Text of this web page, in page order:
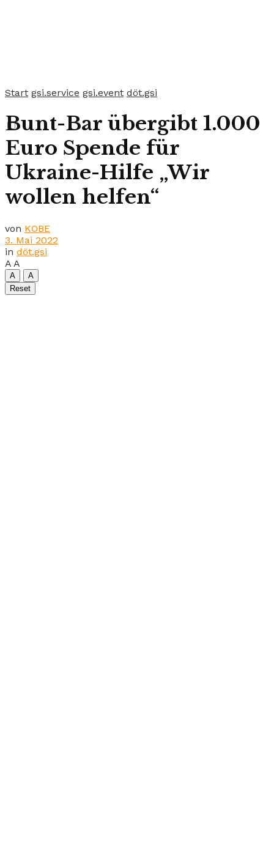
Start gsi.service gsi.event döt.gsi
Bunt-Bar übergibt 1.000
Euro Spende für
Ukraine-Hilfe „Wir
wollen helfen“
von KOBE
3. Mai 2022
in döt.gsi
A A
A
A
Reset